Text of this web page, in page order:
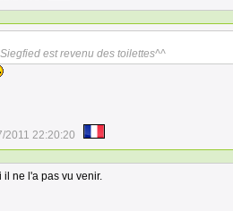
est revenu des toilettes^^
2011 22:20:20
il ne l'a pas vu venir.